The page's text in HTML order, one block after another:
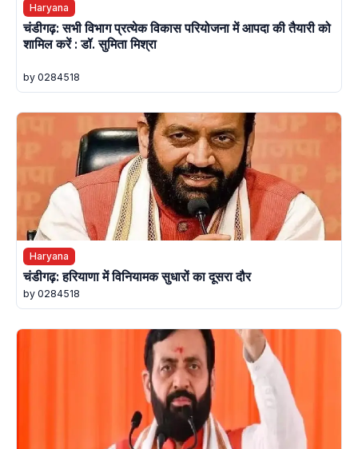
Haryana
चंडीगढ़: सभी विभाग प्रत्येक विकास परियोजना में आपदा की तैयारी को
शामिल करें : डॉ. सुमिता मिश्रा
by 0284518
Haryana
चंडीगढ़: हरियाणा में विनियामक सुधारों का दूसरा दौर
by 0284518